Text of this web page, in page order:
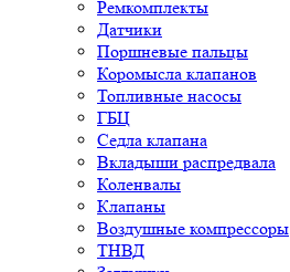
Ремкомплекты
Датчики
Поршневые пальцы
Коромысла клапанов
Топливные насосы
ГБЦ
Седла клапана
Вкладыши распредвала
Коленвалы
Клапаны
Воздушные компрессоры
ТНВД